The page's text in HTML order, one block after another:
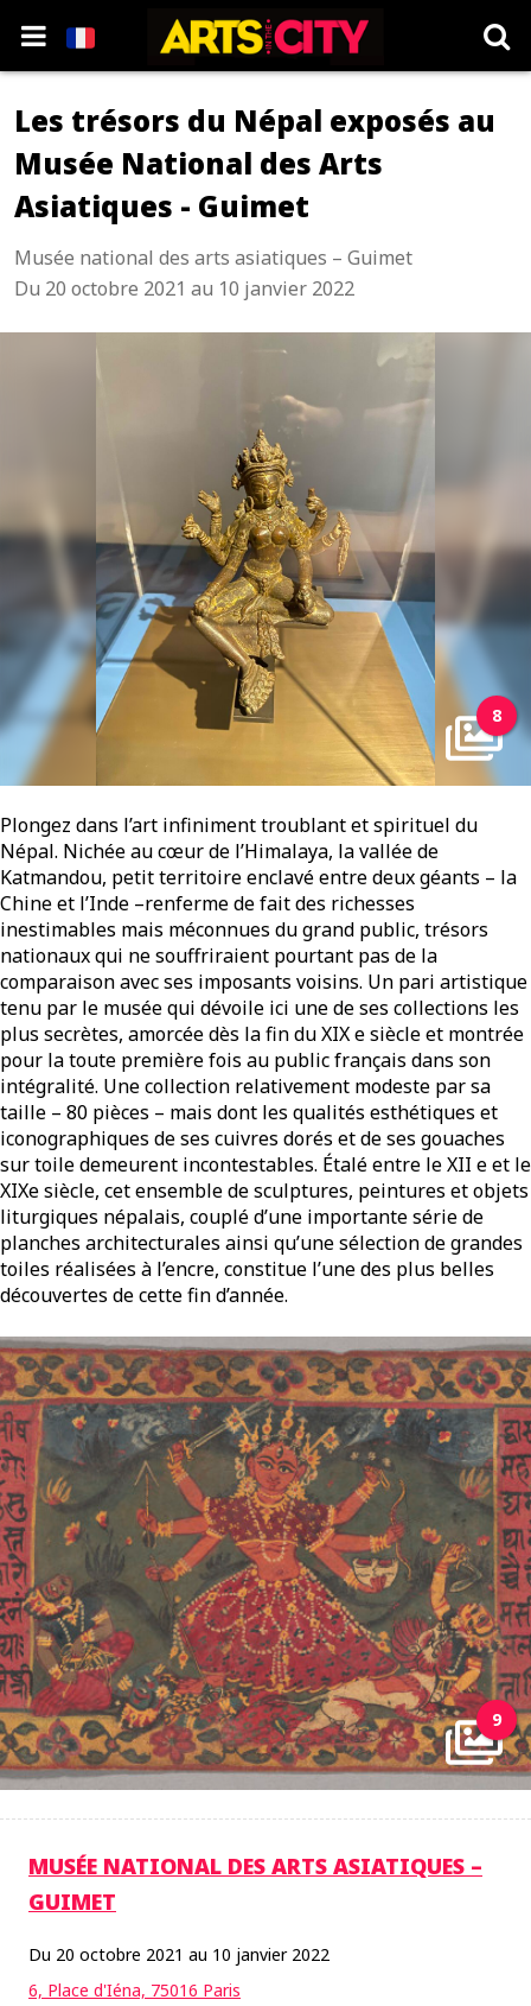
Les trésors du Népal exposés au
Musée National des Arts
Asiatiques - Guimet
Musée national des arts asiatiques – Guimet
Du 20 octobre 2021 au 10 janvier 2022
8
Plongez dans l’art infiniment troublant et spirituel du
Népal. Nichée au cœur de l’Himalaya, la vallée de
Katmandou, petit territoire enclavé entre deux géants – la
Chine et l’Inde –renferme de fait des richesses
inestimables mais méconnues du grand public, trésors
nationaux qui ne souffriraient pourtant pas de la
comparaison avec ses imposants voisins. Un pari artistique
tenu par le musée qui dévoile ici une de ses collections les
plus secrètes, amorcée dès la fin du XIX e siècle et montrée
pour la toute première fois au public français dans son
intégralité. Une collection relativement modeste par sa
taille – 80 pièces – mais dont les qualités esthétiques et
iconographiques de ses cuivres dorés et de ses gouaches
sur toile demeurent incontestables. Étalé entre le XII e et le
XIXe siècle, cet ensemble de sculptures, peintures et objets
liturgiques népalais, couplé d’une importante série de
planches architecturales ainsi qu’une sélection de grandes
toiles réalisées à l’encre, constitue l’une des plus belles
découvertes de cette fin d’année.
9
MUSÉE NATIONAL DES ARTS ASIATIQUES –
GUIMET
Du 20 octobre 2021 au 10 janvier 2022
6, Place d'Iéna, 75016 Paris